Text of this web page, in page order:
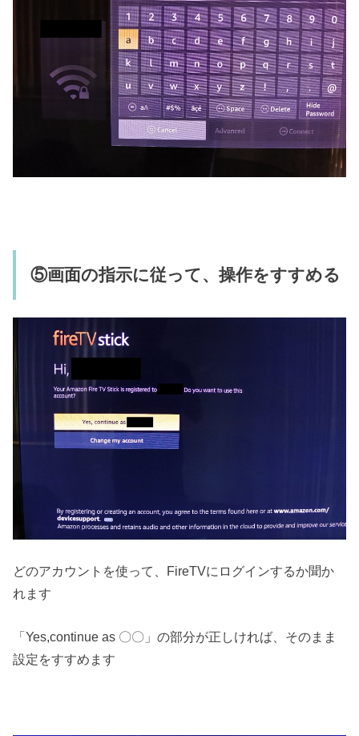
⑤画面の指示に従って、操作をすすめる
どのアカウントを使って、FireTVにログインするか聞か
れます
「Yes,continue as 〇〇」の部分が正しければ、そのまま
設定をすすめます